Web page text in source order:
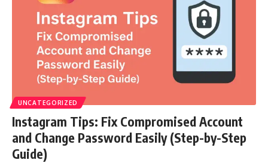
UNCATEGORIZED
Instagram Tips: Fix Compromised Account
and Change Password Easily (Step-by-Step
Guide)